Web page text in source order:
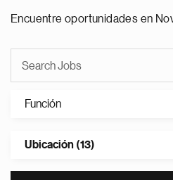
Encuentre oportunidades en
Función
Ubicación (13)